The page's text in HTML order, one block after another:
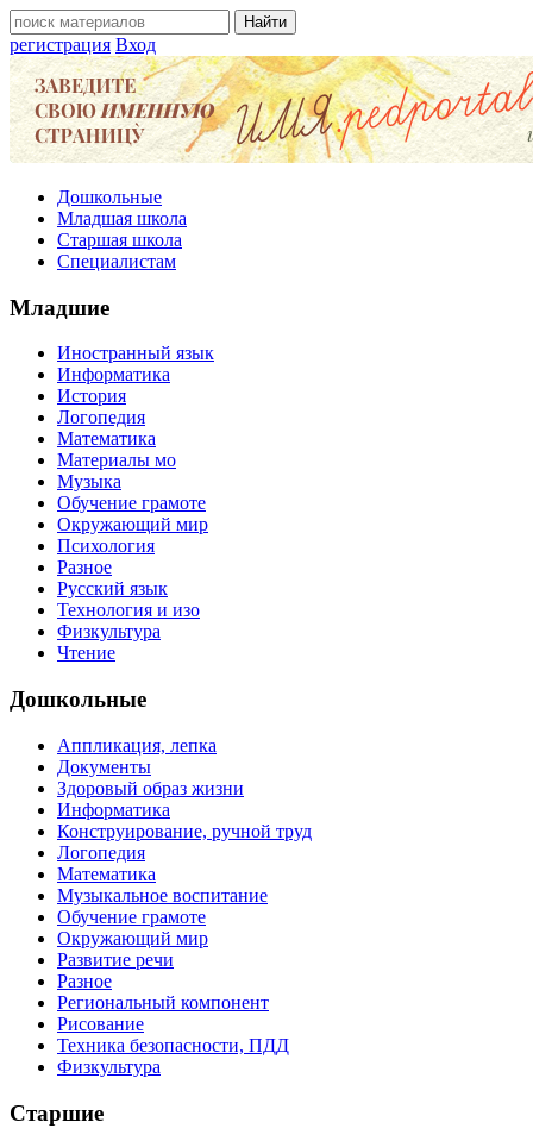
регистрация Вход
Дошкольные
Младшая школа
Старшая школа
Специалистам
Младшие
Иностранный язык
Информатика
История
Логопедия
Математика
Материалы мо
Музыка
Обучение грамоте
Окружающий мир
Психология
Разное
Русский язык
Технология и изо
Физкультура
Чтение
Дошкольные
Аппликация, лепка
Документы
Здоровый образ жизни
Информатика
Конструирование, ручной труд
Логопедия
Математика
Музыкальное воспитание
Обучение грамоте
Окружающий мир
Развитие речи
Разное
Региональный компонент
Рисование
Техника безопасности, ПДД
Физкультура
Старшие